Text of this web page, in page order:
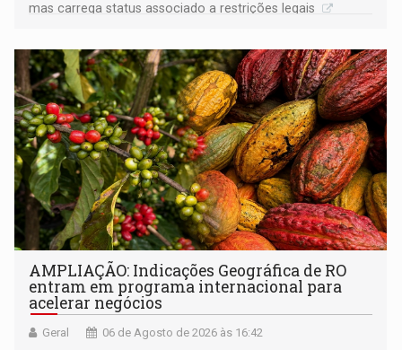
mas carrega status associado a restrições legais
AMPLIAÇÃO: Indicações Geográfica de RO
entram em programa internacional para
acelerar negócios
Geral 06 de Agosto de 2026 às 16:42